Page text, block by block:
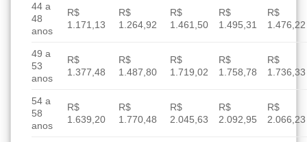
44 a
48
anos
R$
1.171,13
R$
1.264,92
R$
1.461,50
R$
1.495,31
R$
1.476,22
49 a
53
anos
R$
1.377,48
R$
1.487,80
R$
1.719,02
R$
1.758,78
R$
1.736,33
54 a
58
anos
R$
1.639,20
R$
1.770,48
R$
2.045,63
R$
2.092,95
R$
2.066,23